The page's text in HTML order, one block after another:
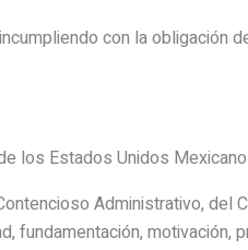
con la obligación
los Estados Unidos
Administrativo, del
fundamentación, motivación,